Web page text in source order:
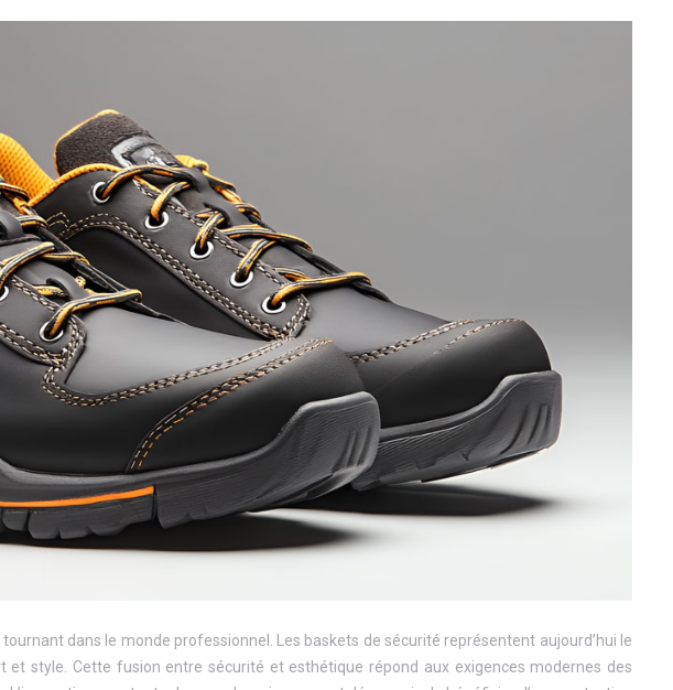
dans le monde professionnel. Les baskets de sécurité représentent aujourd’hui le
style. Cette fusion entre sécurité et esthétique répond aux exigences modernes des